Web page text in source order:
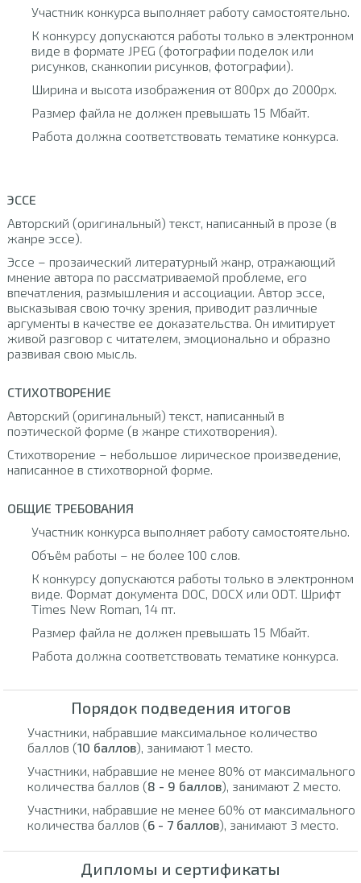
Участник конкурса выполняет работу самостоятельно.
К конкурсу допускаются работы только в электронном
виде в формате JPEG (фотографии поделок или
рисунков, сканкопии рисунков, фотографии).
Ширина и высота изображения от 800px до 2000px.
Размер файла не должен превышать 15 Мбайт.
Работа должна соответствовать тематике конкурса.
ЭССЕ
Авторский (оригинальный) текст, написанный в прозе (в
жанре эссе).
Эссе – прозаический литературный жанр, отражающий
мнение автора по рассматриваемой проблеме, его
впечатления, размышления и ассоциации. Автор эссе,
высказывая свою точку зрения, приводит различные
аргументы в качестве ее доказательства. Он имитирует
живой разговор с читателем, эмоционально и образно
развивая свою мысль.
СТИХОТВОРЕНИЕ
Авторский (оригинальный) текст, написанный в
поэтической форме (в жанре стихотворения).
Стихотворение – небольшое лирическое произведение,
написанное в стихотворной форме.
ОБЩИЕ ТРЕБОВАНИЯ
Участник конкурса выполняет работу самостоятельно.
Объём работы – не более 100 слов.
К конкурсу допускаются работы только в электронном
виде. Формат документа DOC, DOCX или ODT. Шрифт
Times New Roman, 14 пт.
Размер файла не должен превышать 15 Мбайт.
Работа должна соответствовать тематике конкурса.
Порядок подведения итогов
Участники, набравшие максимальное количество
баллов (10 баллов), занимают 1 место.
Участники, набравшие не менее 80% от максимального
количества баллов (8 - 9 баллов), занимают 2 место.
Участники, набравшие не менее 60% от максимального
количества баллов (6 - 7 баллов), занимают 3 место.
Дипломы и сертификаты